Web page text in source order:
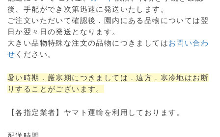
後、手配ができ次第迅速に発送いたします。
ご注文いただいて確認後．園内にある品物については翌
日か翌々日の発送となります。
大きい品物特殊な注文の品物につきましてはお問い合わ
せ ください。
暑い時期．厳寒期につきましては．遠方．寒冷地はお断
りすることがございます。
【各指定業者】ヤマト運輸を利用しております。